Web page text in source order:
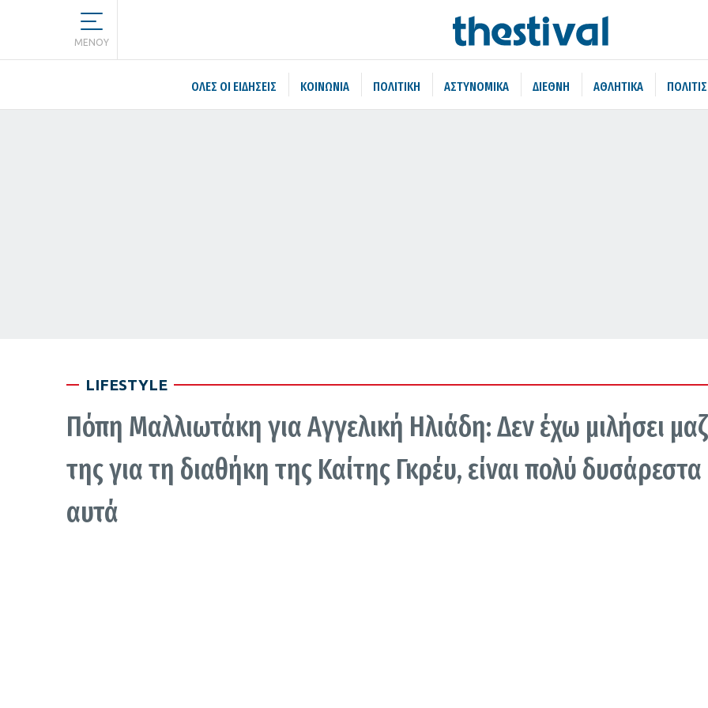
MENOY
ΌΛΕΣ ΟΙ ΕΙΔΉΣΕΙΣ ΚΟΙΝΩΝΙΑ ΠΟΛΙΤΙΚΗ ΑΣΤΥΝΟΜΙΚΑ ΔΙΕΘΝΗ ΑΘΛΗΤΙΚΑ
LIFESTYLE
Πόπη Μαλλιωτάκη για Αγγελική Ηλιάδη: Δεν έχω μιλήσει
της για τη διαθήκη της Καίτης Γκρέυ, είναι πολύ δυσάρεστα
αυτά